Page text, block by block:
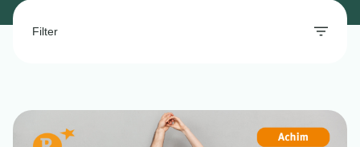
Filter